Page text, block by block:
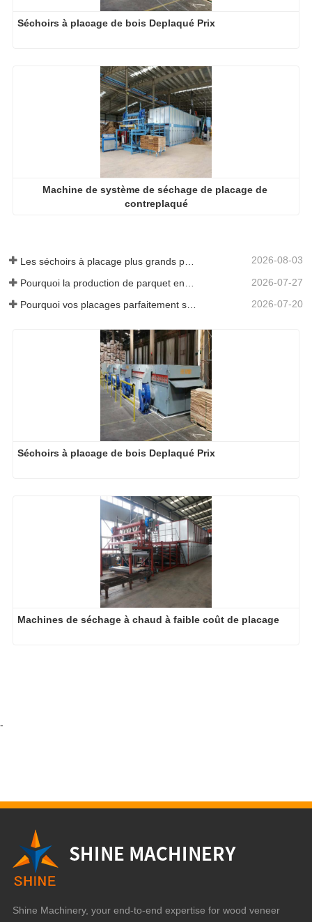
Séchoirs à placage de bois Deplaqué Prix
Machine de système de séchage de placage de
contreplaqué
2026-08-03
2026-07-27
Pourquoi vos placages parfaitement séchés se réhumidifient-ils ? 2026-07-20
Séchoirs à placage de bois Deplaqué Prix
Machines de séchage à chaud à faible coût de placage
-
Shine Machinery, your end-to-end expertise for wood veneer